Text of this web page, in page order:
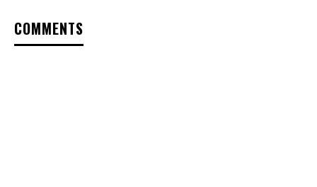
COMMENTS